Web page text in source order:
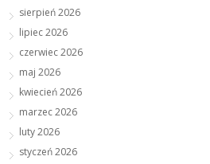
sierpień 2026
lipiec 2026
czerwiec 2026
maj 2026
kwiecień 2026
marzec 2026
luty 2026
styczeń 2026